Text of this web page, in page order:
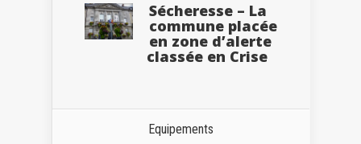
Sécheresse – La
commune placée
en zone d’alerte
classée en Crise
Equipements